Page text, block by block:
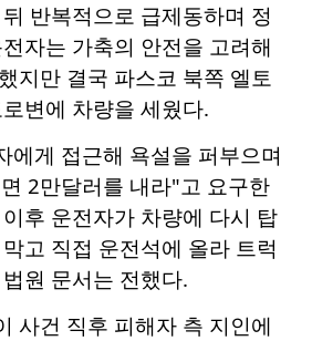
반복적으로 급제동하며 정
자는 가축의 안전을 고려해
지만 결국 파스코 북쪽 엘토
변에 차량을 세웠다.
에게 접근해 욕설을 퍼부으며
2만달러를 내라"고 요구한
후 운전자가 차량에 다시 탑
고 직접 운전석에 올라 트럭
원 문서는 전했다.
사건 직후 피해자 측 지인에